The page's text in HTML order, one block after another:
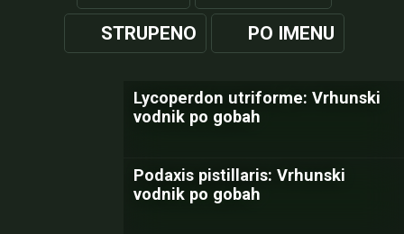
STRUPENO PO IMENU
Lycoperdon utriforme: Vrhunski
vodnik po gobah
Podaxis pistillaris: Vrhunski
vodnik po gobah